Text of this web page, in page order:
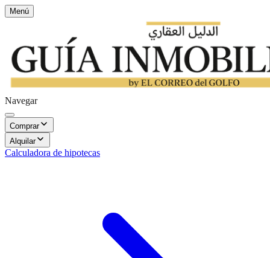
Menú
Navegar
Comprar
Alquilar
Calculadora de hipotecas